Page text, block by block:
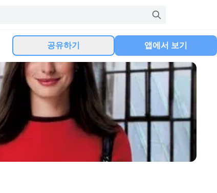
공유하기 앱에서 보기